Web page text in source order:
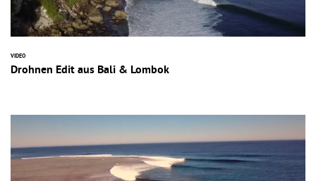
VIDEO
Drohnen Edit aus Bali & Lombok